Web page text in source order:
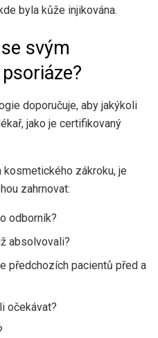
byla kůže injikována.
svým
doporučuje, aby jakýkoli
jako je certifikovaný
zákroku, je
zahrnovat:
odborník?
absolvovali?
předchozích pacientů před a
očekávat?